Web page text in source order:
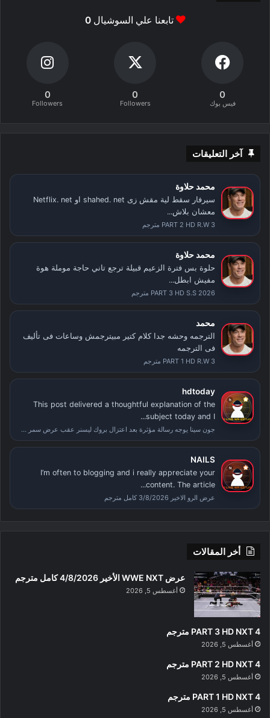
تابعنا علي السوشيال0
0
فيس بوك
0
Followers
0
Followers
آخر التعليقات
محمد حلاوة
سيرفار سقط لية مقش زى shahed. net او Netflix. net
معشان بلاش...
PART 2 HD R.W 3 مترجم
محمد حلاوة
حلوة بس فترة الزعيم قبيلة ترجع تاني حاجة موملة هوة
مفيش ابطل...
PART 3 HD S.S 2026 مترجم
محمد
الترجمه وحشه جدا كلام كتير مبيترجمش وساعات فى تأليف
فى الترجمه
PART 1 HD R.W 3 مترجم
hdtoday
This post delivered a thoughtful explanation of the
subject today and I...
جون سينا يوجه رسالة مؤثرة بعد اعتزال بروك ليسنر عقب عرض سمر سلام
NAILS
I’m often to blogging and i really appreciate your
content. The article...
عرض الرو الاخير 3/8/2026 كامل مترجم
أخر المقالات
عرض WWE NXT الأخير 4/8/2026 كامل مترجم
أغسطس 5, 2026
PART 3 HD NXT 4 مترجم
أغسطس 5, 2026
PART 2 HD NXT 4 مترجم
أغسطس 5, 2026
PART 1 HD NXT 4 مترجم
أغسطس 5, 2026